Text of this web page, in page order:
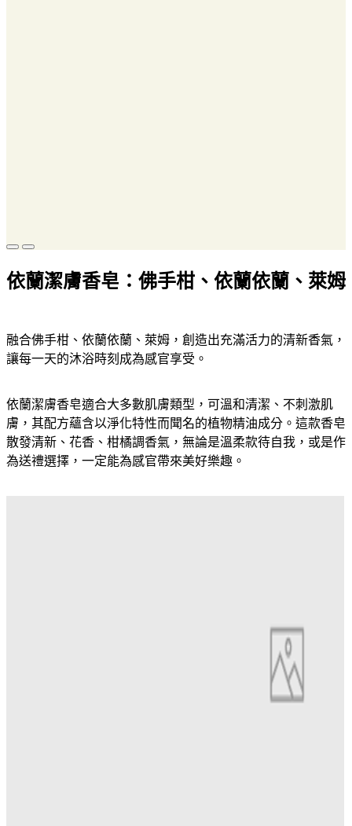
依蘭潔膚香皂：佛手柑、依蘭依蘭、萊姆
融合佛手柑、依蘭依蘭、萊姆，創造出充滿活力的清新香氣，
讓每一天的沐浴時刻成為感官享受。
依蘭潔膚香皂適合大多數肌膚類型，可溫和清潔、不刺激肌
膚，其配方蘊含以淨化特性而聞名的植物精油成分。這款香皂
散發清新、花香、柑橘調香氣，無論是溫柔款待自我，或是作
為送禮選擇，一定能為感官帶來美好樂趣。